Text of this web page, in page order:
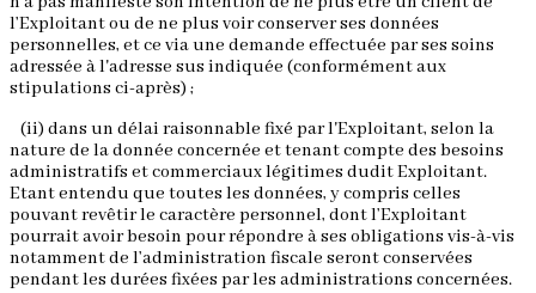
l’Exploitant ou de ne plus voir conserver ses données
personnelles, et ce via une demande effectuée par ses soins
adressée à l'adresse sus indiquée (conformément aux
stipulations ci-après) ;
(ii) dans un délai raisonnable fixé par l'Exploitant, selon la
nature de la donnée concernée et tenant compte des besoins
administratifs et commerciaux légitimes dudit Exploitant.
Etant entendu que toutes les données, y compris celles
pouvant revêtir le caractère personnel, dont l’Exploitant
pourrait avoir besoin pour répondre à ses obligations vis-à-vis
notamment de l’administration fiscale seront conservées
pendant les durées fixées par les administrations concernées.